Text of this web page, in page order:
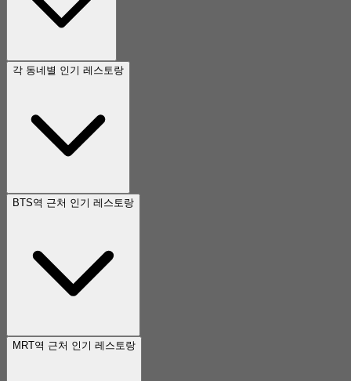
각 동네별 인기 레스토랑
BTS역 근처 인기 레스토랑
MRT역 근처 인기 레스토랑